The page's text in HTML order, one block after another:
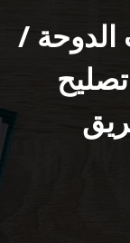
الدوحة /
تصليح